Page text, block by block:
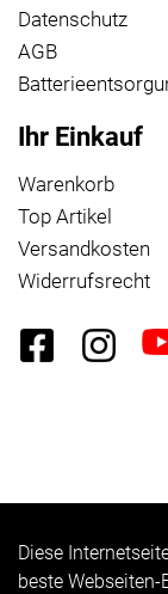
Datenschutz
AGB
Ihr Einkauf
Warenkorb
Top Artikel
Versandkosten
Widerrufsrecht
Diese
beste